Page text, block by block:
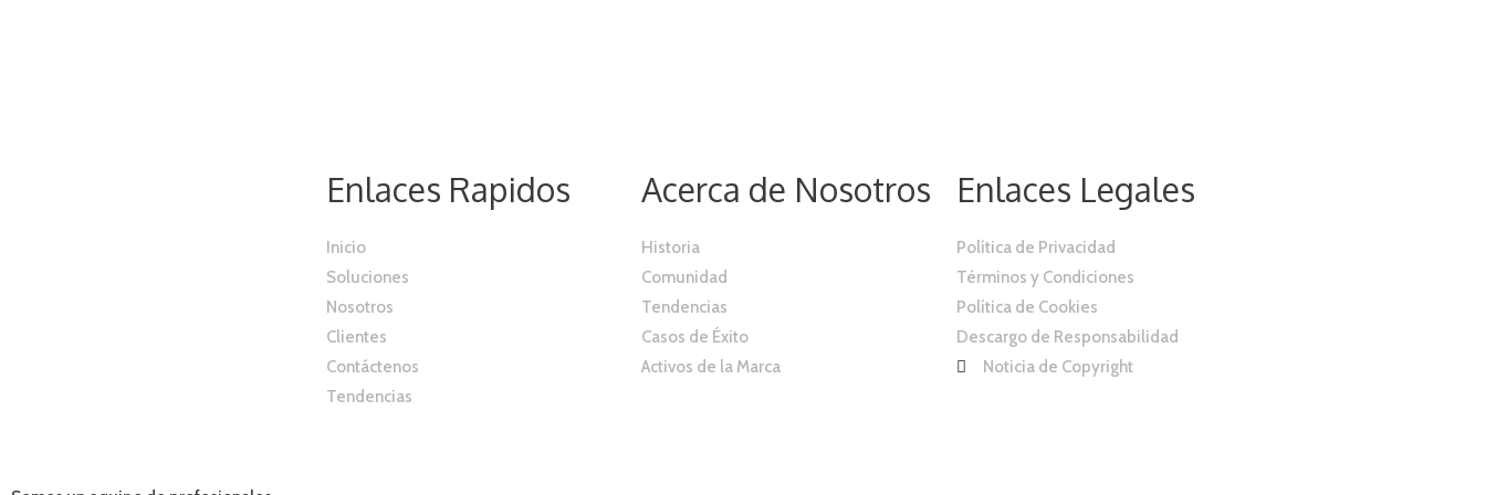
Enlaces Rapidos
Inicio
Soluciones
Nosotros
Clientes
Contáctenos
Tendencias
Acerca de Nosotros
Historia
Comunidad
Tendencias
Casos de Éxito
Activos de la Marca
Enlaces Legales
Política de Privacidad
Términos y Condiciones
Política de Cookies
Descargo de Responsabilidad
Noticia de Copyright